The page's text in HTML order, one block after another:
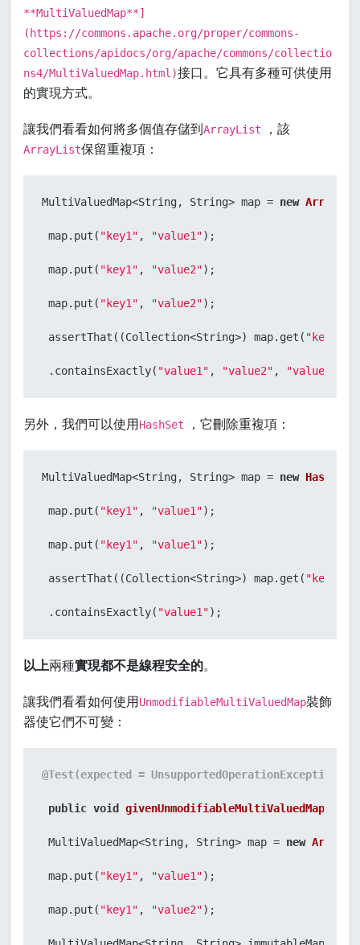
**MultiValuedMap**]
(https://commons.apache.org/proper/commons-
collections/apidocs/org/apache/commons/collectio
ns4/MultiValuedMap.html)接口。它具有多種可供使用
的實現方式。
讓我們看看如何將多個值存儲到ArrayList ，該
ArrayList保留重複項：
MultiValuedMap<String, String> map = new
map.put( "key1" , "value1");
map.put( "key1" , "value2");
map.put( "key1" , "value2");
assertThat((Collection<String>) map.get( "key1"
.containsExactly( "value1" , "value2" , "value2"
另外，我們可以使用HashSet ，它刪除重複項：
MultiValuedMap<String, String> map = new
map.put( "key1" , "value1");
map.put( "key1" , "value1");
assertThat((Collection<String>) map.get( "key1"
.containsExactly( "value1"
以上兩種實現都不是線程安全的。
讓我們看看如何使用UnmodifiableMultiValuedMap裝飾
器使它們不可變：
@Test(expected =
public void
MultiValuedMap<String, String> map = new
map.put( "key1" , "value1");
map.put( "key1" , "value2");